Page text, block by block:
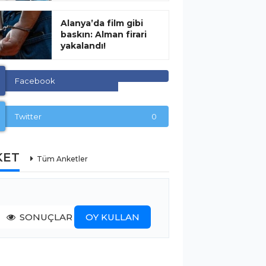
Alanya’da film gibi
baskın: Alman firari
yakalandı!
Facebook
Twitter 0
Tüm Anketler
SONUÇLAR OY KULLAN